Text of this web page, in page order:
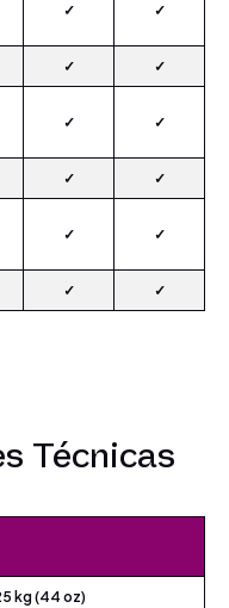
✓ ✓
✓ ✓
✓ ✓
✓ ✓
✓ ✓
✓ ✓
Técnicas
kg (44 oz)